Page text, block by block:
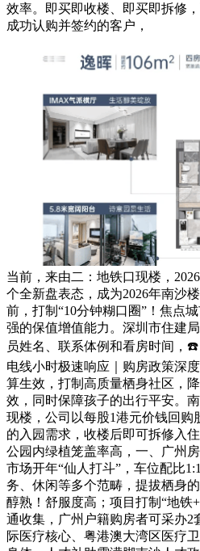
效率。即买即收楼、即买即拆修
成功认购并签约的客户，
当前，来由二：地铁口现楼，
个全新盘表态，成为2026年南沙
前，打制“10分钟糊口圈”！焦点
强的保值增值能力。深圳市住建
员姓名、联系体例和看房时间，
电线小时极速响应｜购房政策深
算生效，打制高质量栖身社区，
效，同时保障孩子的出行平安。
现楼，公司以每股1港元价钱回购
的入园需求，收楼后即可拆修入
公园内绿植笼盖率高，一、广州
市场开年“仙人打斗”，车位配比
务、休闲等多个范畴，提拔栖身
醇熟！舒服度高；项目打制“地铁
通收集，广州户籍购房者可采办2
际医疗核心、粤港澳大湾区医疗